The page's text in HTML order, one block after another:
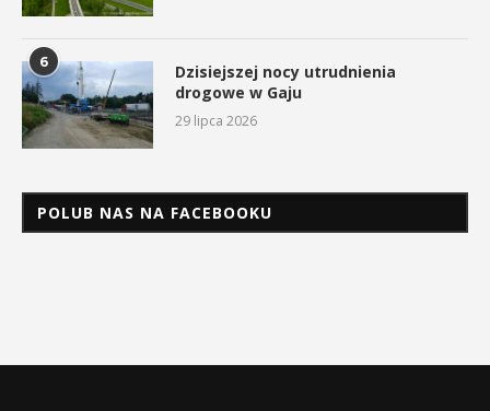
6
Dzisiejszej nocy utrudnienia
drogowe w Gaju
29 lipca 2026
POLUB NAS NA FACEBOOKU